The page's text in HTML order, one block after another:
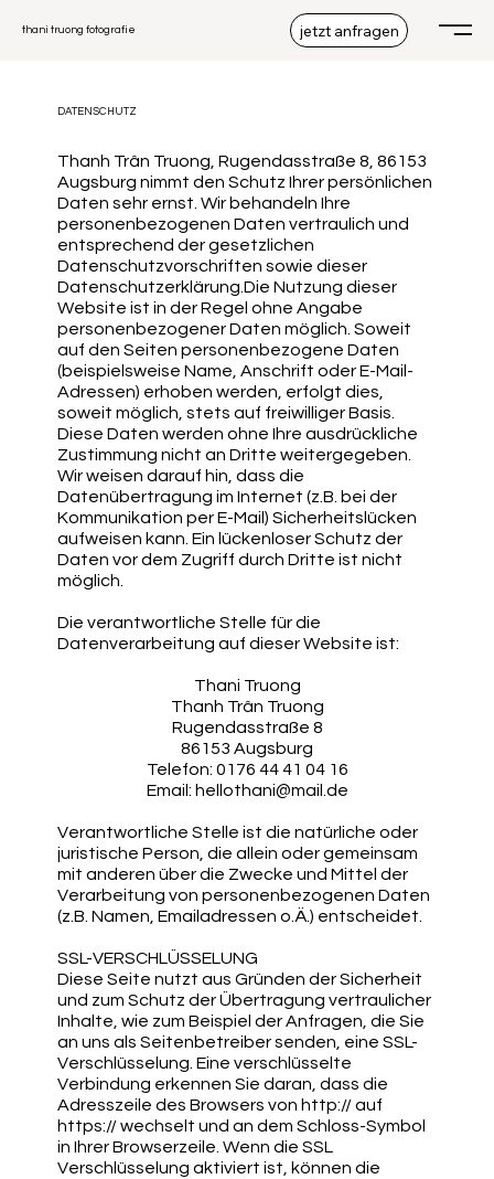
thani truong fotografie jetzt anfragen
DATENSCHUTZ
Thanh Trân Truong, Rugendasstraße 8, 86153
Augsburg nimmt den Schutz Ihrer persönlichen
Daten sehr ernst. Wir behandeln Ihre
personenbezogenen Daten vertraulich und
entsprechend der gesetzlichen
Datenschutzvorschriften sowie dieser
Datenschutzerklärung.Die Nutzung dieser
Website ist in der Regel ohne Angabe
personenbezogener Daten möglich. Soweit
auf den Seiten personenbezogene Daten
(beispielsweise Name, Anschrift oder E-Mail-
Adressen) erhoben werden, erfolgt dies,
soweit möglich, stets auf freiwilliger Basis.
Diese Daten werden ohne Ihre ausdrückliche
Zustimmung nicht an Dritte weitergegeben.
Wir weisen darauf hin, dass die
Datenübertragung im Internet (z.B. bei der
Kommunikation per E-Mail) Sicherheitslücken
aufweisen kann. Ein lückenloser Schutz der
Daten vor dem Zugriff durch Dritte ist nicht
möglich.
Die verantwortliche Stelle für die
Datenverarbeitung auf dieser Website ist:
Thani Truong
Thanh Trân Truong
Rugendasstraße 8
86153 Augsburg
Telefon: 0176 44 41 04 16
Email: hellothani@mail.de
Verantwortliche Stelle ist die natürliche oder
juristische Person, die allein oder gemeinsam
mit anderen über die Zwecke und Mittel der
Verarbeitung von personenbezogenen Daten
(z.B. Namen, Emailadressen o.Ä.) entscheidet.
SSL-VERSCHLÜSSELUNG
Diese Seite nutzt aus Gründen der Sicherheit
und zum Schutz der Übertragung vertraulicher
Inhalte, wie zum Beispiel der Anfragen, die Sie
an uns als Seitenbetreiber senden, eine SSL-
Verschlüsselung. Eine verschlüsselte
Verbindung erkennen Sie daran, dass die
Adresszeile des Browsers von http:// auf
https:// wechselt und an dem Schloss-Symbol
in Ihrer Browserzeile. Wenn die SSL
Verschlüsselung aktiviert ist, können die